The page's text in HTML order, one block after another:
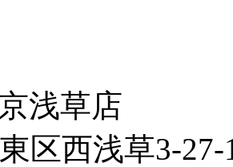
浅草店
区西浅草3-27-